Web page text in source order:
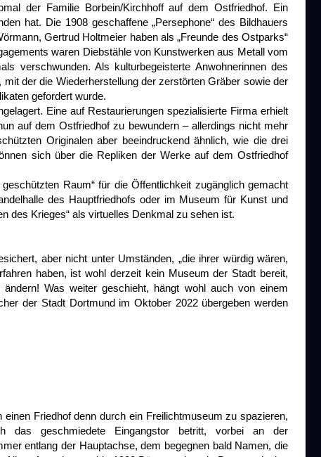
der Familie Borbein/Kirchhoff auf dem Ostfriedhof. Ein
hat. Die 1908 geschaffene „Persephone“ des Bildhauers
Gertrud Holtmeier haben als „Freunde des Ostparks“
waren Diebstähle von Kunstwerken aus Metall vom
verschwunden. Als kulturbegeisterte Anwohnerinnen des
der die Wiederherstellung der zerstörten Gräber sowie der
gefordert wurde.
Eine auf Restaurierungen spezialisierte Firma erhielt
auf dem Ostfriedhof zu bewundern – allerdings nicht mehr
Originalen aber beeindruckend ähnlich, wie die drei
sich über die Repliken der Werke auf dem Ostfriedhof
Raum“ für die Öffentlichkeit zugänglich gemacht
des Hauptfriedhofs oder im Museum für Kunst und
des Krieges“ als virtuelles Denkmal zu sehen ist.
aber nicht unter Umständen, „die ihrer würdig wären,
haben, ist wohl derzeit kein Museum der Stadt bereit,
Was weiter geschieht, hängt wohl auch von einem
der Stadt Dortmund im Oktober 2022 übergeben werden
Friedhof denn durch ein Freilichtmuseum zu spazieren,
das geschmiedete Eingangstor betritt, vorbei an der
entlang der Hauptachse, dem begegnen bald Namen, die